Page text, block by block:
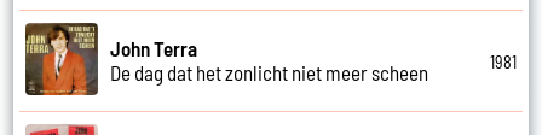
John Terra
De dag dat het zonlicht niet meer scheen
1981